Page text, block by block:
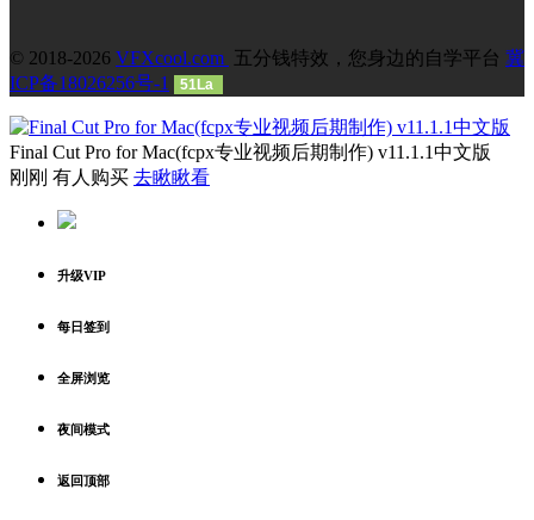
© 2018-2026 VFXcool.com 五分钱特效，您身边的自学平台 冀
ICP备18026256号-1
51La
Final Cut Pro for Mac(fcpx专业视频后期制作) v11.1.1中文版
刚刚 有人购买 去瞅瞅看
升级VIP
每日签到
全屏浏览
夜间模式
返回顶部